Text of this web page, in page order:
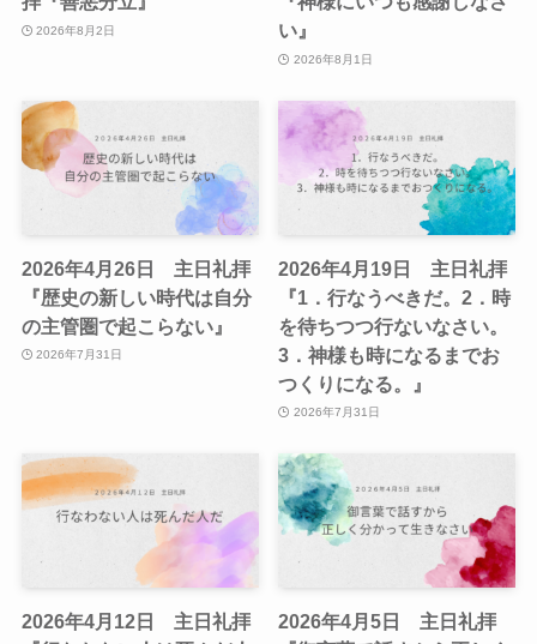
2026年8月2日
い』
2026年8月1日
2026年4月26日 主日礼拝
『歴史の新しい時代は自分
の主管圏で起こらない』
2026年7月31日
2026年4月19日 主日礼拝
『1．行なうべきだ。2．時
を待ちつつ行ないなさい。
3．神様も時になるまでお
つくりになる。』
2026年7月31日
2026年4月12日 主日礼拝
2026年4月5日 主日礼拝